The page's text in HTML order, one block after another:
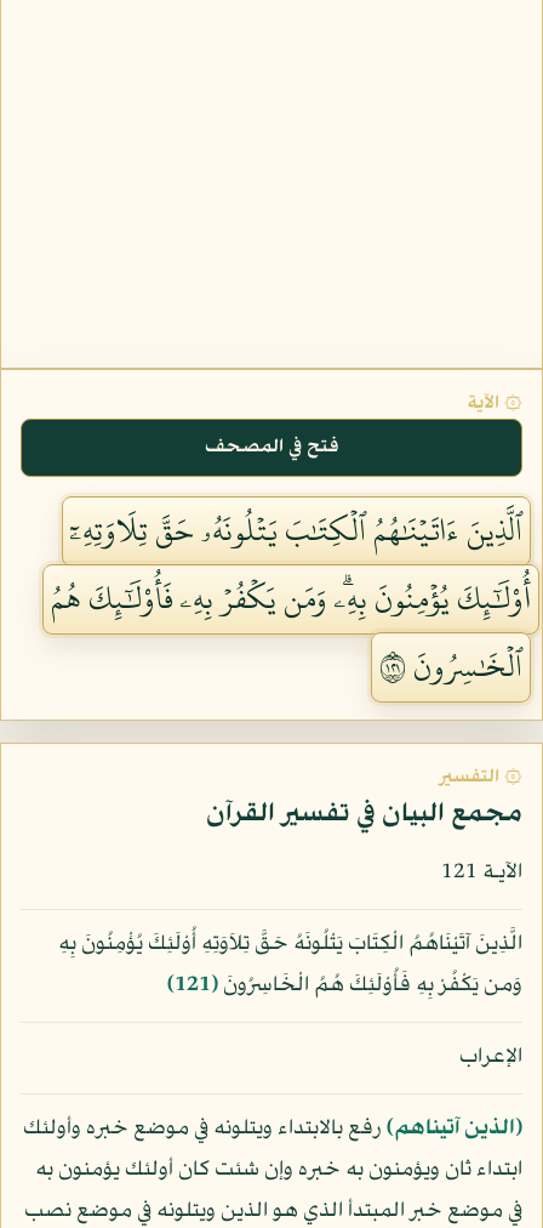
۞ الآية
فتح في المصحف
ٱلَّذِينَ ءَاتَيۡنَٰهُمُ ٱلۡكِتَٰبَ يَتۡلُونَهُۥ حَقَّ تِلَاوَتِهِۦٓ
أُوْلَٰٓئِكَ يُؤۡمِنُونَ بِهِۦۗ وَمَن يَكۡفُرۡ بِهِۦ فَأُوْلَٰٓئِكَ هُمُ
ٱلۡخَٰسِرُونَ ١٢١
۞ التفسير
مجمع البيان في تفسير القرآن
الآيـة 121
الَّذِينَ آتَيْنَاهُمُ الْكِتَابَ يَتْلُونَهُ حَقَّ تِلاَوَتِهِ أُوْلَئِكَ يُؤْمِنُونَ بِهِ
وَمن يَكْفُرْ بِهِ فَأُوْلَئِكَ هُمُ الْخَاسِرُونَ﴿121﴾
الإعراب
﴿الذين آتيناهم﴾رفع بالابتداء ويتلونه في موضع خبره وأولئك
ابتداء ثان ويؤمنون به خبره وإن شئت كان أولئك يؤمنون به
في موضع خبر المبتدأ الذي هو الذين ويتلونه في موضع نصب